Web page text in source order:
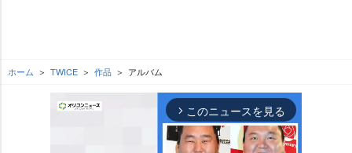
ホーム TWICE 作品 アルバム
arrow_forward_ios このニュースを見る